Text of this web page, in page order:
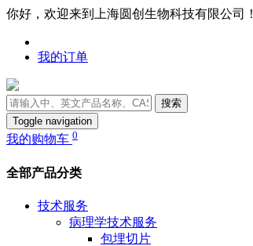
你好，欢迎来到上海圆创生物科技有限公司！
我的订单
搜索
Toggle navigation
我的购物车 0
全部产品分类
技术服务
病理学技术服务
包埋切片